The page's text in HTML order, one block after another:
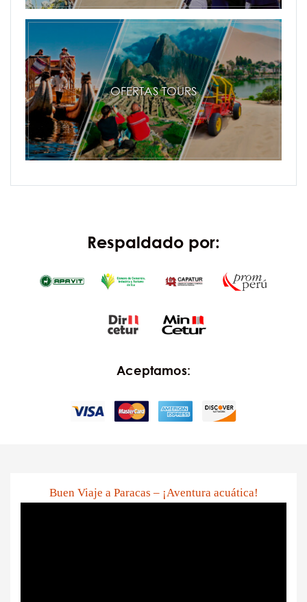
OFERTAS TOURS
Respaldado por:
Aceptamos:
Buen Viaje a Paracas – ¡Aventura acuática!